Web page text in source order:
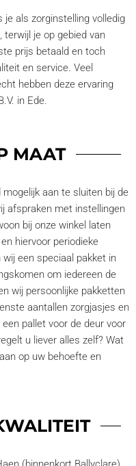
je als zorginstelling volledig
terwijl je op gebied van
prijs betaald en toch
en service. Veel
hebben deze ervaring
in Ede.
MAAT
aan te sluiten bij de
afspraken met instellingen
bij onze winkel laten
hiervoor periodieke
een speciaal pakket in
om iedereen de
wij persoonlijke pakketten
aantallen zorgjasjes en
pallet voor de deur voor
u liever alles zelf? Wat
op uw behoefte en